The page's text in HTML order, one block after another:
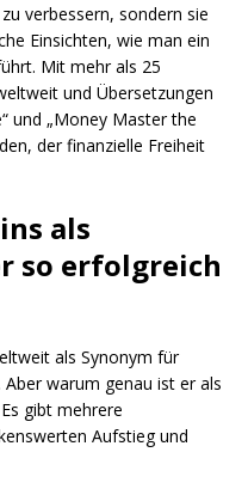
verbessern, sondern sie
Einsichten, wie man ein
Mit mehr als 25
und Übersetzungen
und „Money Master the
der finanzielle Freiheit
als
so erfolgreich
als Synonym für
warum genau ist er als
gibt mehrere
Aufstieg und